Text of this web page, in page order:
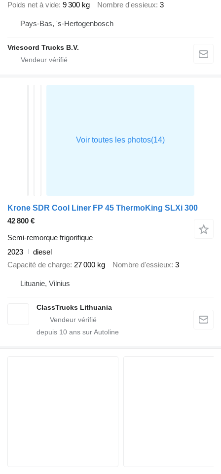
Poids net à vide 9 300 kg Nombre d'essieux 3
Pays-Bas, 's-Hertogenbosch
Vriesoord Trucks B.V.
Krone SDR Cool Liner FP 45 ThermoKing SLXi 300
42 800 €
Semi-remorque frigorifique
2023
diesel
Capacité de charge 27 000 kg Nombre d'essieux 3
Lituanie, Vilnius
ClassTrucks Lithuania
depuis 10 ans sur Autoline